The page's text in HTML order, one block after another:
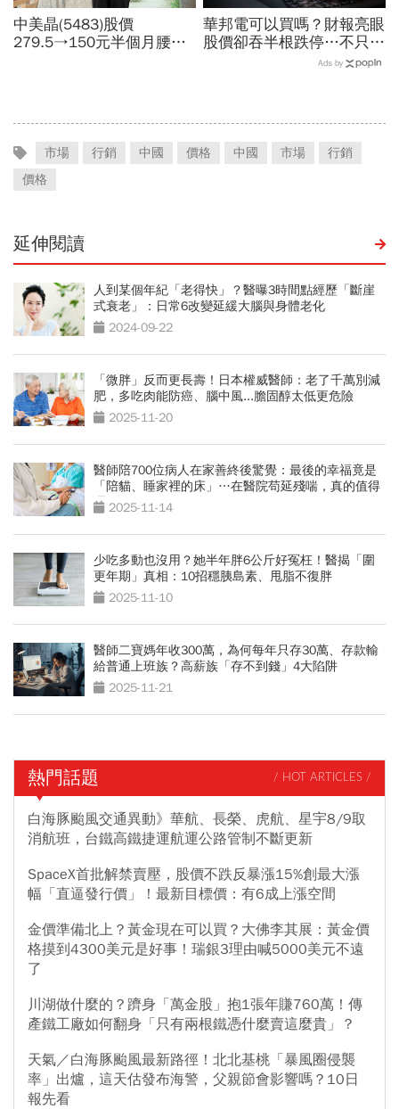
中美晶(5483)股價
279.5→150元半個月腰
華邦電可以買嗎？財報亮眼
股價卻吞半根跌停…不只外
資終結連3買改賣超1.8萬
Ads by
市場 行銷 中國 價格 中國 市場
行銷
價格
延伸閱讀
人到某個年紀「老得快」？醫曝3時間點經歷「斷崖
式衰老」：日常6改變延緩大腦與身體老化
2024-09-22
「微胖」反而更長壽！日本權威醫師：老了千萬別減
肥，多吃肉能防癌、腦中風...膽固醇太低更危險
2025-11-20
醫師陪700位病人在家善終後驚覺：最後的幸福竟是
「陪貓、睡家裡的床」…在醫院苟延殘喘，真的值得
嗎？2025-11-14
少吃多動也沒用？她半年胖6公斤好冤枉！醫揭「圍
更年期」真相：10招穩胰島素、甩脂不復胖
2025-11-10
醫師二寶媽年收300萬，為何每年只存30萬、存款輸
給普通上班族？高薪族「存不到錢」4大陷阱
2025-11-21
熱門話題 / HOT ARTICLES /
白海豚颱風交通異動》華航、長榮、虎航、星宇8/9取
消航班，台鐵高鐵捷運航運公路管制不斷更新
SpaceX首批解禁賣壓，股價不跌反暴漲15%創最大漲
幅「直逼發行價」！最新目標價：有6成上漲空間
金價準備北上？黃金現在可以買？大佛李其展：黃金價
格摸到4300美元是好事！瑞銀3理由喊5000美元不遠
了
川湖做什麼的？躋身「萬金股」抱1張年賺760萬！傳
產鐵工廠如何翻身「只有兩根鐵憑什麼賣這麼貴」？
天氣／白海豚颱風最新路徑！北北基桃「暴風圈侵襲
率」出爐，這天估發布海警，父親節會影響嗎？10日
報先看